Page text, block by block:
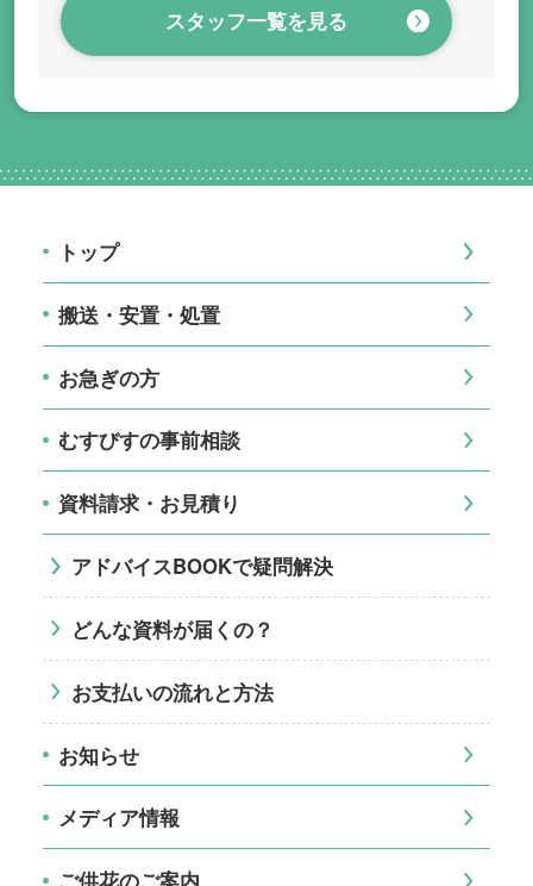
スタッフ一覧を見る
トップ
搬送・安置・処置
お急ぎの方
むすびすの事前相談
資料請求・お見積り
アドバイスBOOKで疑問解決
どんな資料が届くの？
お支払いの流れと方法
お知らせ
メディア情報
ご供花のご案内